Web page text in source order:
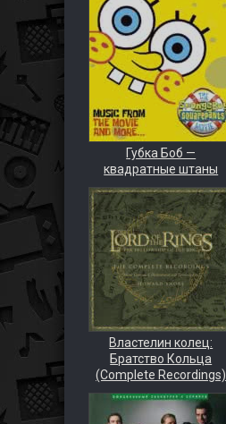
Губка Боб —
квадратные штаны
Властелин колец:
Братство Кольца
(Complete Recordings)